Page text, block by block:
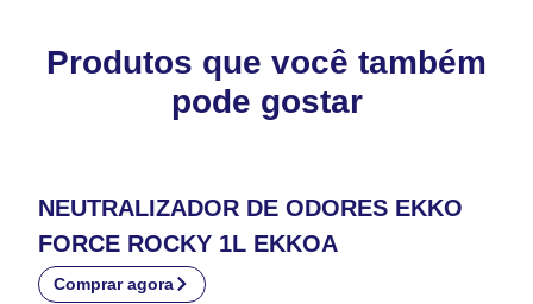
Produtos que você também
pode gostar
NEUTRALIZADOR DE ODORES EKKO
FORCE ROCKY 1L EKKOA
Comprar agora